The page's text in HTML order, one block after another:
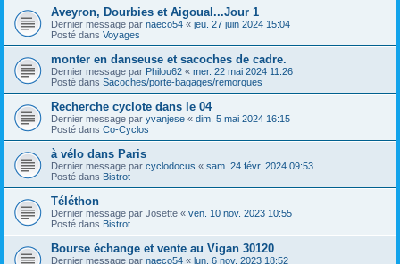
Aveyron, Dourbies et Aigoual...Jour 1
Dernier message par naeco54 « jeu. 27 juin 2024 15:04
Posté dans Voyages
monter en danseuse et sacoches de cadre.
Dernier message par Philou62 « mer. 22 mai 2024 11:26
Posté dans Sacoches/porte-bagages/remorques
Recherche cyclote dans le 04
Dernier message par yvanjese « dim. 5 mai 2024 16:15
Posté dans Co-Cyclos
à vélo dans Paris
Dernier message par cyclodocus « sam. 24 févr. 2024 09:53
Posté dans Bistrot
Téléthon
Dernier message par Josette « ven. 10 nov. 2023 10:55
Posté dans Bistrot
Bourse échange et vente au Vigan 30120
Dernier message par naeco54 « lun. 6 nov. 2023 18:52